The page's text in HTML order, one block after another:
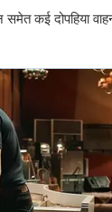
कई दोपहिया